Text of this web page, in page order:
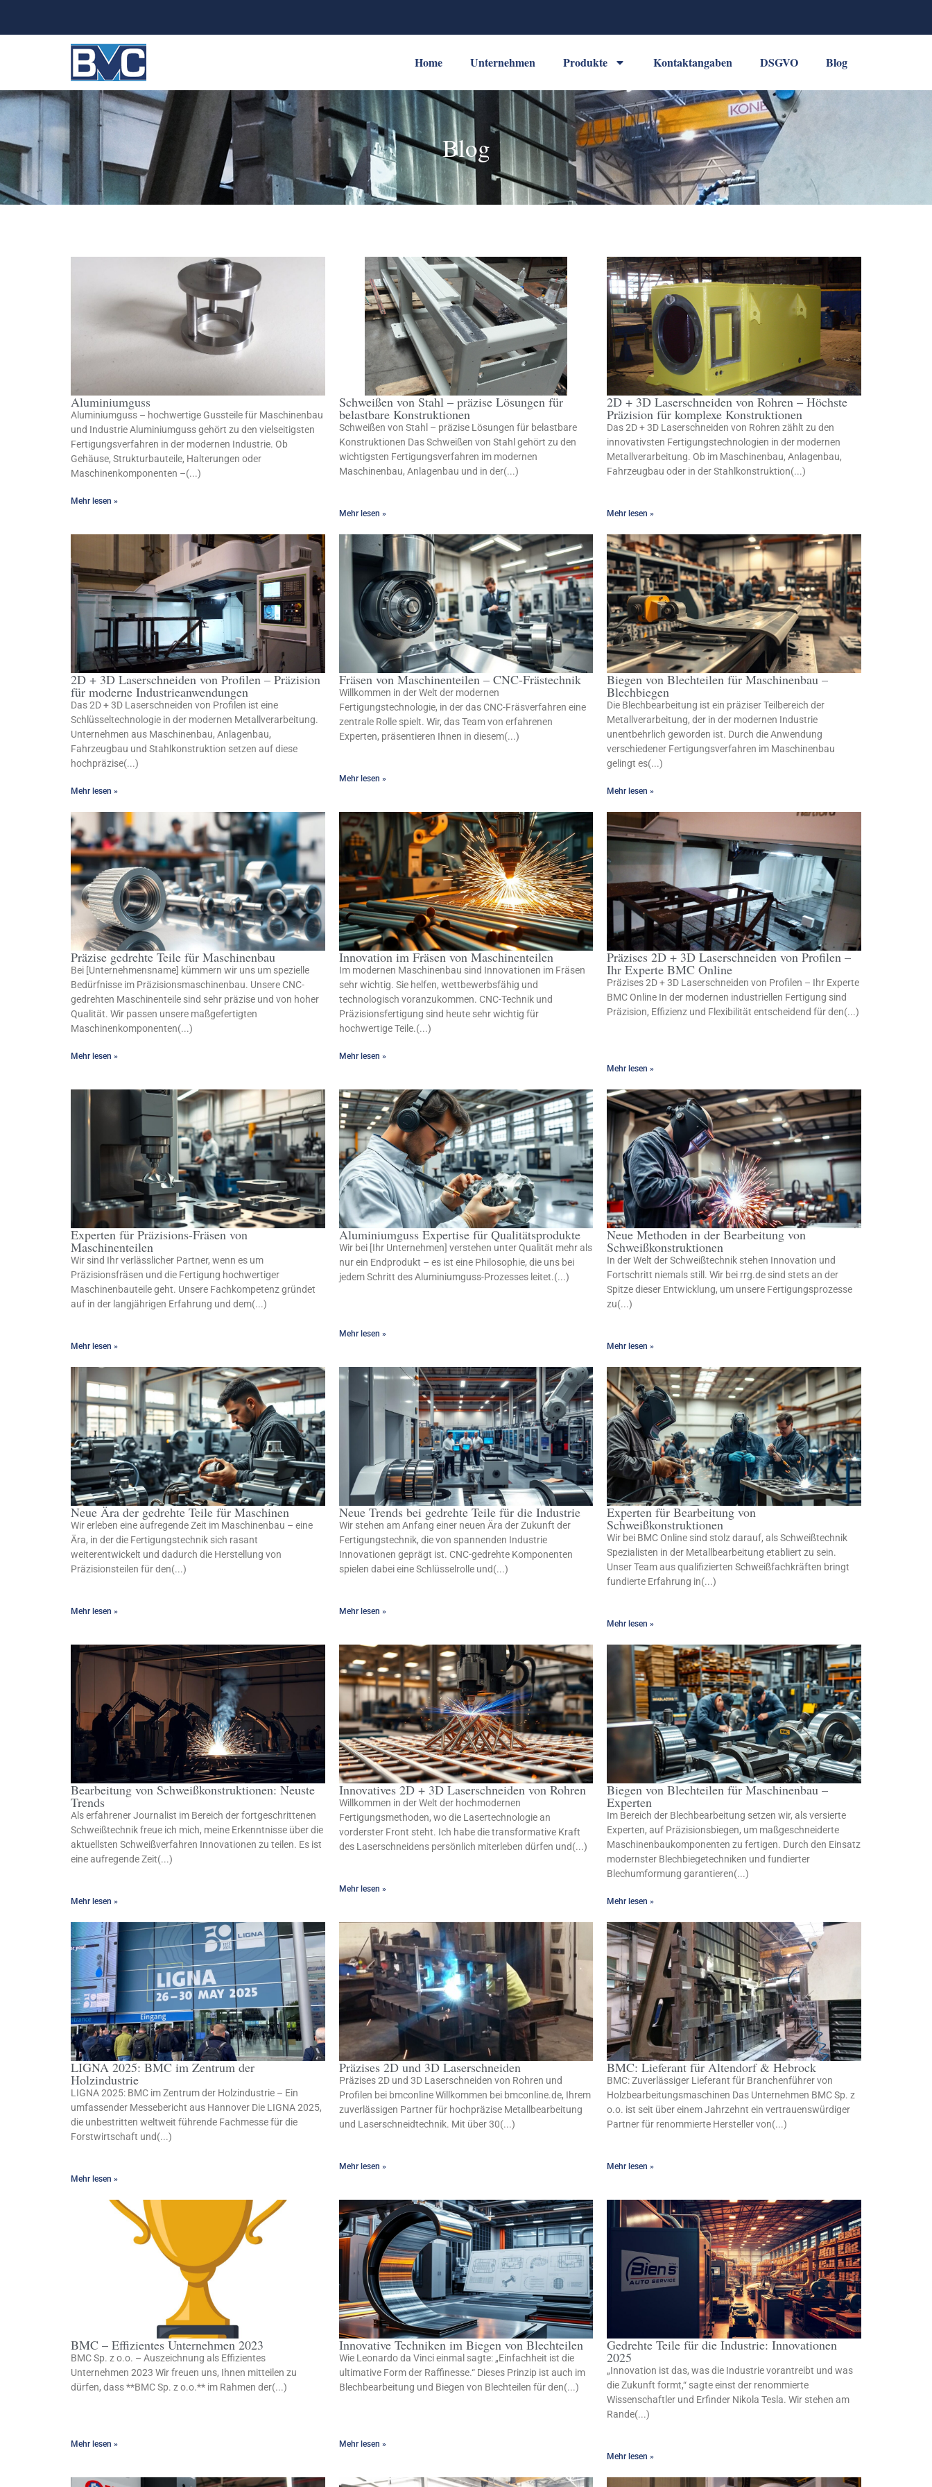
Home Unternehmen Produkte Kontaktangaben DSGVO Blog
Blog
Aluminiumguss
Aluminiumguss – hochwertige Gussteile für Maschinenbau
und Industrie Aluminiumguss gehört zu den vielseitigsten
Fertigungsverfahren in der modernen Industrie. Ob
Gehäuse, Strukturbauteile, Halterungen oder
Maschinenkomponenten –(...)
Mehr lesen »
Schweißen von Stahl – präzise Lösungen für
belastbare Konstruktionen
Schweißen von Stahl – präzise Lösungen für belastbare
Konstruktionen Das Schweißen von Stahl gehört zu den
wichtigsten Fertigungsverfahren im modernen
Maschinenbau, Anlagenbau und in der(...)
Mehr lesen »
2D + 3D Laserschneiden von Rohren – Höchste
Präzision für komplexe Konstruktionen
Das 2D + 3D Laserschneiden von Rohren zählt zu den
innovativsten Fertigungstechnologien in der modernen
Metallverarbeitung. Ob im Maschinenbau, Anlagenbau,
Fahrzeugbau oder in der Stahlkonstruktion(...)
Mehr lesen »
2D + 3D Laserschneiden von Profilen – Präzision
für moderne Industrieanwendungen
Das 2D + 3D Laserschneiden von Profilen ist eine
Schlüsseltechnologie in der modernen Metallverarbeitung.
Unternehmen aus Maschinenbau, Anlagenbau,
Fahrzeugbau und Stahlkonstruktion setzen auf diese
hochpräzise(...)
Mehr lesen »
Fräsen von Maschinenteilen – CNC-Frästechnik
Willkommen in der Welt der modernen
Fertigungstechnologie, in der das CNC-Fräsverfahren eine
zentrale Rolle spielt. Wir, das Team von erfahrenen
Experten, präsentieren Ihnen in diesem(...)
Mehr lesen »
Biegen von Blechteilen für Maschinenbau –
Blechbiegen
Die Blechbearbeitung ist ein präziser Teilbereich der
Metallverarbeitung, der in der modernen Industrie
unentbehrlich geworden ist. Durch die Anwendung
verschiedener Fertigungsverfahren im Maschinenbau
gelingt es(...)
Mehr lesen »
Präzise gedrehte Teile für Maschinenbau
Bei [Unternehmensname] kümmern wir uns um spezielle
Bedürfnisse im Präzisionsmaschinenbau. Unsere CNC-
gedrehten Maschinenteile sind sehr präzise und von hoher
Qualität. Wir passen unsere maßgefertigten
Maschinenkomponenten(...)
Mehr lesen »
Innovation im Fräsen von Maschinenteilen
Im modernen Maschinenbau sind Innovationen im Fräsen
sehr wichtig. Sie helfen, wettbewerbsfähig und
technologisch voranzukommen. CNC-Technik und
Präzisionsfertigung sind heute sehr wichtig für
hochwertige Teile.(...)
Mehr lesen »
Präzises 2D + 3D Laserschneiden von Profilen –
Ihr Experte BMC Online
Präzises 2D + 3D Laserschneiden von Profilen – Ihr Experte
BMC Online In der modernen industriellen Fertigung sind
Präzision, Effizienz und Flexibilität entscheidend für den(...)
Mehr lesen »
Experten für Präzisions-Fräsen von
Maschinenteilen
Wir sind Ihr verlässlicher Partner, wenn es um
Präzisionsfräsen und die Fertigung hochwertiger
Maschinenbauteile geht. Unsere Fachkompetenz gründet
auf in der langjährigen Erfahrung und dem(...)
Mehr lesen »
Aluminiumguss Expertise für Qualitätsprodukte
Wir bei [Ihr Unternehmen] verstehen unter Qualität mehr als
nur ein Endprodukt – es ist eine Philosophie, die uns bei
jedem Schritt des Aluminiumguss-Prozesses leitet.(...)
Mehr lesen »
Neue Methoden in der Bearbeitung von
Schweißkonstruktionen
In der Welt der Schweißtechnik stehen Innovation und
Fortschritt niemals still. Wir bei rrg.de sind stets an der
Spitze dieser Entwicklung, um unsere Fertigungsprozesse
zu(...)
Mehr lesen »
Neue Ära der gedrehte Teile für Maschinen
Wir erleben eine aufregende Zeit im Maschinenbau – eine
Ära, in der die Fertigungstechnik sich rasant
weiterentwickelt und dadurch die Herstellung von
Präzisionsteilen für den(...)
Mehr lesen »
Neue Trends bei gedrehte Teile für die Industrie
Wir stehen am Anfang einer neuen Ära der Zukunft der
Fertigungstechnik, die von spannenden Industrie
Innovationen geprägt ist. CNC-gedrehte Komponenten
spielen dabei eine Schlüsselrolle und(...)
Mehr lesen »
Experten für Bearbeitung von
Schweißkonstruktionen
Wir bei BMC Online sind stolz darauf, als Schweißtechnik
Spezialisten in der Metallbearbeitung etabliert zu sein.
Unser Team aus qualifizierten Schweißfachkräften bringt
fundierte Erfahrung in(...)
Mehr lesen »
Bearbeitung von Schweißkonstruktionen: Neuste
Trends
Als erfahrener Journalist im Bereich der fortgeschrittenen
Schweißtechnik freue ich mich, meine Erkenntnisse über die
aktuellsten Schweißverfahren Innovationen zu teilen. Es ist
eine aufregende Zeit(...)
Mehr lesen »
Innovatives 2D + 3D Laserschneiden von Rohren
Willkommen in der Welt der hochmodernen
Fertigungsmethoden, wo die Lasertechnologie an
vorderster Front steht. Ich habe die transformative Kraft
des Laserschneidens persönlich miterleben dürfen und(...)
Mehr lesen »
Biegen von Blechteilen für Maschinenbau –
Experten
Im Bereich der Blechbearbeitung setzen wir, als versierte
Experten, auf Präzisionsbiegen, um maßgeschneiderte
Maschinenbaukomponenten zu fertigen. Durch den Einsatz
modernster Blechbiegetechniken und fundierter
Blechumformung garantieren(...)
Mehr lesen »
LIGNA 2025: BMC im Zentrum der
Holzindustrie
LIGNA 2025: BMC im Zentrum der Holzindustrie – Ein
umfassender Messebericht aus Hannover Die LIGNA 2025,
die unbestritten weltweit führende Fachmesse für die
Forstwirtschaft und(...)
Mehr lesen »
Präzises 2D und 3D Laserschneiden
Präzises 2D und 3D Laserschneiden von Rohren und
Profilen bei bmconline Willkommen bei bmconline.de, Ihrem
zuverlässigen Partner für hochpräzise Metallbearbeitung
und Laserschneidtechnik. Mit über 30(...)
Mehr lesen »
BMC: Lieferant für Altendorf & Hebrock
BMC: Zuverlässiger Lieferant für Branchenführer von
Holzbearbeitungsmaschinen Das Unternehmen BMC Sp. z
o.o. ist seit über einem Jahrzehnt ein vertrauenswürdiger
Partner für renommierte Hersteller von(...)
Mehr lesen »
BMC – Effizientes Unternehmen 2023
BMC Sp. z o.o. – Auszeichnung als Effizientes
Unternehmen 2023 Wir freuen uns, Ihnen mitteilen zu
dürfen, dass **BMC Sp. z o.o.** im Rahmen der(...)
Mehr lesen »
Innovative Techniken im Biegen von Blechteilen
Wie Leonardo da Vinci einmal sagte: „Einfachheit ist die
ultimative Form der Raffinesse.“ Dieses Prinzip ist auch im
Blechbearbeitung und Biegen von Blechteilen für den(...)
Mehr lesen »
Gedrehte Teile für die Industrie: Innovationen
2025
„Innovation ist das, was die Industrie vorantreibt und was
die Zukunft formt,“ sagte einst der renommierte
Wissenschaftler und Erfinder Nikola Tesla. Wir stehen am
Rande(...)
Mehr lesen »